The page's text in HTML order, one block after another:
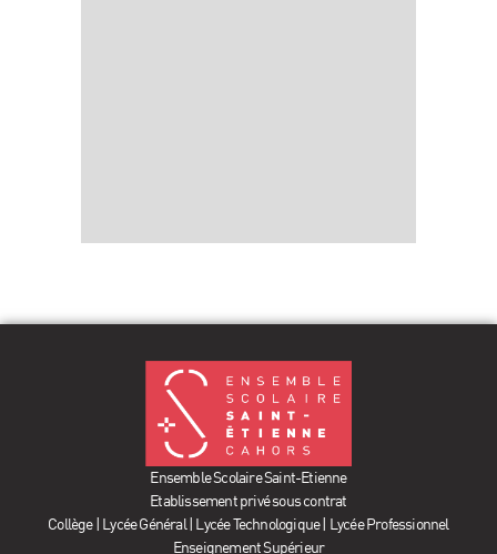
Ensemble Scolaire Saint-Etienne
Etablissement privé sous contrat
Collège | Lycée Général | Lycée Technologique | Lycée Professionnel
Enseignement Supérieur